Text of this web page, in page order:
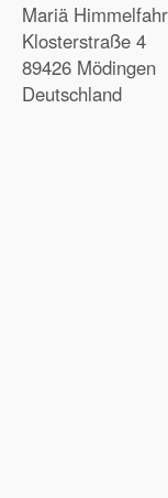
Mariä
Klosterstraße 4
89426 Mödingen
Deutschland